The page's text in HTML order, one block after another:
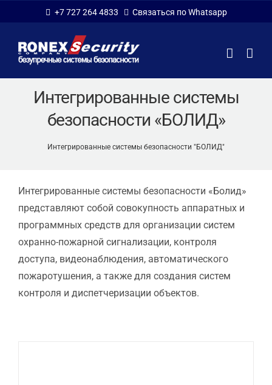
content
+7 727 264 4833 Связаться по Whatsapp
Интегрированные системы
безопасности «БОЛИД»
Интегрированные системы безопасности "БОЛИД"
Интегрированные системы безопасности «Болид»
представляют собой совокупность аппаратных и
программных средств для организации систем
охранно-пожарной сигнализации, контроля
доступа, видеонаблюдения, автоматического
пожаротушения, а также для создания систем
контроля и диспетчеризации объектов.